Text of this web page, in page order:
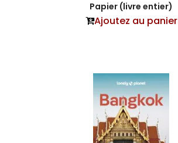
Papier (livre entier)
Ajoutez au panier